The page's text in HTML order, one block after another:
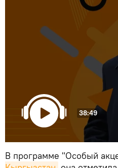
38:49
В программе "Особый